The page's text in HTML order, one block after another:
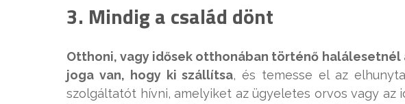
3. Mindig a család dönt
Otthoni, vagy idősek otthonában történő halálesetnél
joga van, hogy ki szállítsa, és temesse el az
szolgáltatót hívni, amelyiket az ügyeletes orvos vagy az